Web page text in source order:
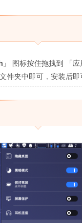
」 图标按住拖拽到 「
件夹中即可，安装后即